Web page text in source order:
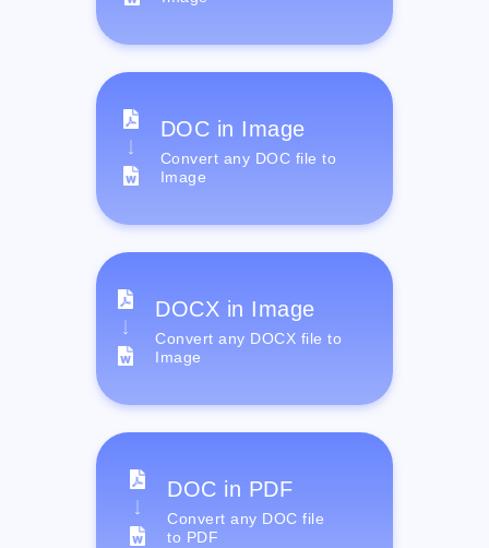
DOC in Image
Convert any DOC file to
Image
DOCX in Image
Convert any DOCX file to
Image
DOC in PDF
Convert any DOC file
to PDF